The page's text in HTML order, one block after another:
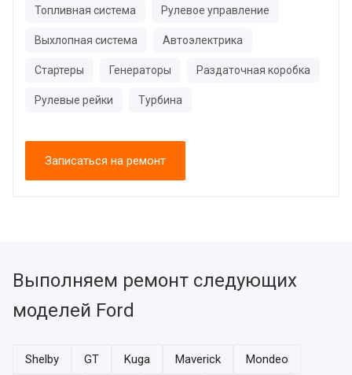
Топливная система Рулевое управление
Выхлопная система Автоэлектрика
Стартеры Генераторы Раздаточная коробка
Рулевые рейки Турбина
Записаться на ремонт
Выполняем ремонт следующих
моделей Ford
Shelby GT Kuga Maverick Mondeo